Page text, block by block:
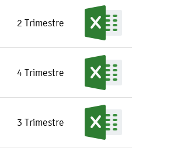
2 Trimestre
4 Trimestre
3 Trimestre